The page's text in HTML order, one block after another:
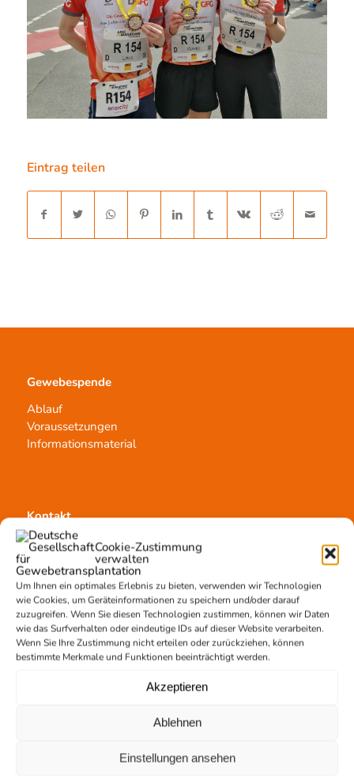
Cookie-Zustimmung
verwalten
Um Ihnen ein optimales Erlebnis zu bieten, verwenden wir Technologien
wie Cookies, um Geräteinformationen zu speichern und/oder darauf
zuzugreifen. Wenn Sie diesen Technologien zustimmen, können wir Daten
wie das Surfverhalten oder eindeutige IDs auf dieser Website verarbeiten.
Wenn Sie Ihre Zustimmung nicht erteilen oder zurückziehen, können
bestimmte Merkmale und Funktionen beeinträchtigt werden.
Akzeptieren
Ablehnen
Einstellungen ansehen
Eintrag teilen
Gewebespende
Ablauf
Voraussetzungen
Informationsmaterial
Kontakt
Team Hannover
Spendestandorte
Vermittlungsstelle
Gewebetransplantation
Transplantatvermittlung